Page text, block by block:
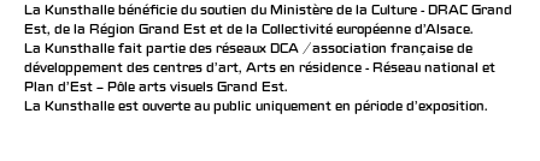
La Kunsthalle bénéficie du soutien du Ministère de la Culture - DRAC Grand
Est, de la Région Grand Est et de la Collectivité européenne d’Alsace.
La Kunsthalle fait partie des réseaux DCA / association française de
développement des centres d'art, Arts en résidence - Réseau national et
Plan d’Est – Pôle arts visuels Grand Est.
La Kunsthalle est ouverte au public uniquement en période d'exposition.